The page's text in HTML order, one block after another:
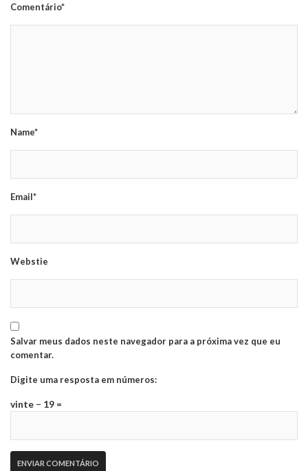
Comentário*
Name*
Email*
Webstie
Salvar meus dados neste navegador para a próxima vez que eu
comentar.
Digite uma resposta em números:
vinte − 19 =